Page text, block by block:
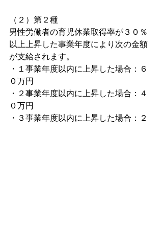
（２）第２種
男性労働者の育児休業取得率が３０％
以上上昇した事業年度により次の金額
が支給されます。
・１事業年度以内に上昇した場合：６
０万円
・２事業年度以内に上昇した場合：４
０万円
・３事業年度以内に上昇した場合：２